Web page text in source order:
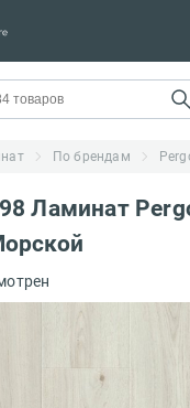
По брендам
Ламинат